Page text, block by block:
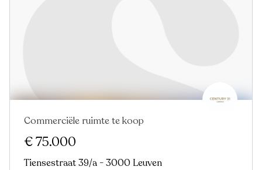
Commerciële ruimte te koop
€ 75.000
Tiensestraat 39/a - 3000 Leuven